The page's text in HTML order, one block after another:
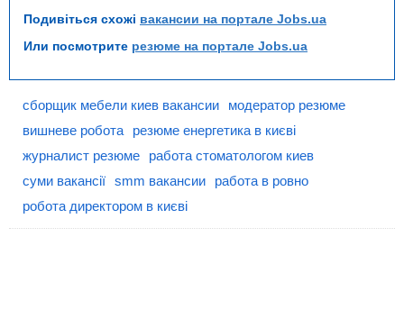
Подивіться схожі вакансии на портале Jobs.ua
Или посмотрите резюме на портале Jobs.ua
сборщик мебели киев вакансии
модератор резюме
вишневе робота
резюме енергетика в києві
журналист резюме
работа стоматологом киев
суми вакансії smm вакансии
работа в ровно
робота директором в києві